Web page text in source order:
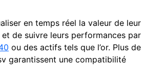
en temps réel la valeur de leur
de suivre leurs performances par
ou des actifs tels que l’or. Plus de
garantissent une compatibilité